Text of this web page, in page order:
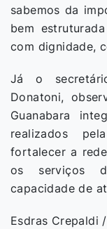
sabemos da
bem
com dignidade,
Já o
Donatoni,
Guanabara
realizados
fortalecer a
os serviços
capacidade de
Esdras Crepaldi